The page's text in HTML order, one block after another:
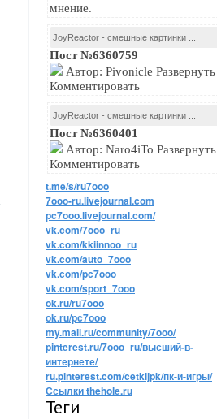
мнение.
JoyReactor - смешные картинки ...
Пост №6360759
Автор: Pivonicle Развернуть
Комментировать
JoyReactor - смешные картинки ...
Пост №6360401
Автор: Naro4iTo Развернуть
Комментировать
t.me/s/ru7ooo
7ooo-ru.livejournal.com
pc7ooo.livejournal.com/
vk.com/7ooo_ru
vk.com/kkiinnoo_ru
vk.com/auto_7ooo
vk.com/pc7ooo
vk.com/sport_7ooo
ok.ru/ru7ooo
ok.ru/pc7ooo
my.mail.ru/community/7ooo/
pinterest.ru/7ooo_ru/высший-в-
интернете/
ru.pinterest.com/cetkijpk/пк-и-игры/
Ссылки thehole.ru
Теги